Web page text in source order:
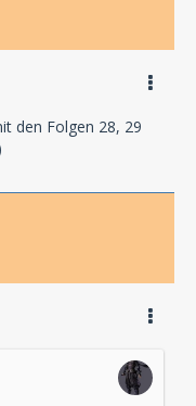
den Folgen 28, 29